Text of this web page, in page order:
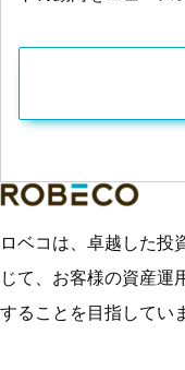
ロベコは、卓越した投
じて、お客様の資産運
することを目指してい